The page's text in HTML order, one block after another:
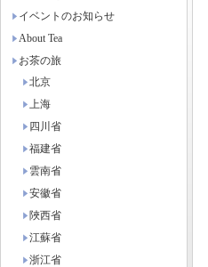
イベントのお知らせ
About Tea
お茶の旅
北京
上海
四川省
福建省
雲南省
安徽省
陜西省
江蘇省
浙江省